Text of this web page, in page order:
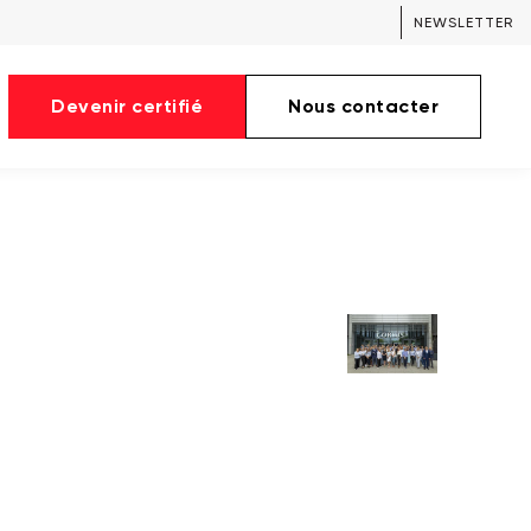
NEWSLETTER
Devenir certifié Nous contacter